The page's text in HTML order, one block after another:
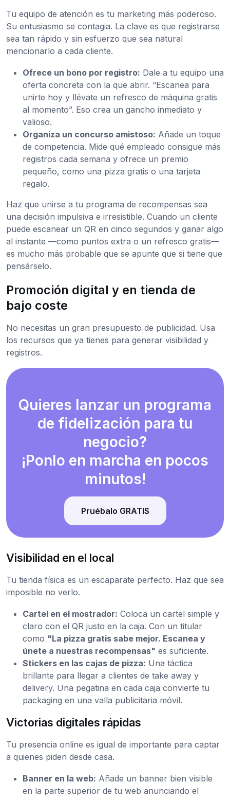
Tu equipo de atención es tu marketing más poderoso.
Su entusiasmo se contagia. La clave es que registrarse
sea tan rápido y sin esfuerzo que sea natural
mencionarlo a cada cliente.
Ofrece un bono por registro: Dale a tu equipo una
oferta concreta con la que abrir. “Escanea para
unirte hoy y llévate un refresco de máquina gratis
al momento”. Eso crea un gancho inmediato y
valioso.
Organiza un concurso amistoso: Añade un toque
de competencia. Mide qué empleado consigue más
registros cada semana y ofrece un premio
pequeño, como una pizza gratis o una tarjeta
regalo.
Haz que unirse a tu programa de recompensas sea
una decisión impulsiva e irresistible. Cuando un cliente
puede escanear un QR en cinco segundos y ganar algo
al instante —como puntos extra o un refresco gratis—
es mucho más probable que se apunte que si tiene que
pensárselo.
Promoción digital y en tienda de
bajo coste
No necesitas un gran presupuesto de publicidad. Usa
los recursos que ya tienes para generar visibilidad y
registros.
Quieres lanzar un programa
de fidelización para tu
negocio?
¡Ponlo en marcha en pocos
minutos!
Pruébalo GRATIS
Visibilidad en el local
Tu tienda física es un escaparate perfecto. Haz que sea
imposible no verlo.
Cartel en el mostrador: Coloca un cartel simple y
claro con el QR justo en la caja. Con un titular
como "La pizza gratis sabe mejor. Escanea y
únete a nuestras recompensas" es suficiente.
Stickers en las cajas de pizza: Una táctica
brillante para llegar a clientes de take away y
delivery. Una pegatina en cada caja convierte tu
packaging en una valla publicitaria móvil.
Victorias digitales rápidas
Tu presencia online es igual de importante para captar
a quienes piden desde casa.
Banner en la web: Añade un banner bien visible
en la parte superior de tu web anunciando el